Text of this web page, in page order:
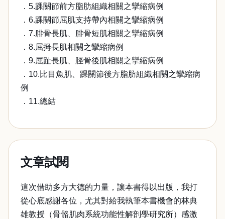
．5.踝關節前方脂肪組織相關之攣縮病例
．6.踝關節屈肌支持帶內相關之攣縮病例
．7.腓骨長肌、腓骨短肌相關之攣縮病例
．8.屈拇長肌相關之攣縮病例
．9.屈趾長肌、脛骨後肌相關之攣縮病例
．10.比目魚肌、踝關節後方脂肪組織相關之攣縮病
例
．11.總結
文章試閱
這次借助多方大德的力量，讓本書得以出版，我打
從心底感謝各位，尤其對給我執筆本書機會的林典
雄教授（骨骼肌肉系統功能性解剖學研究所）感激